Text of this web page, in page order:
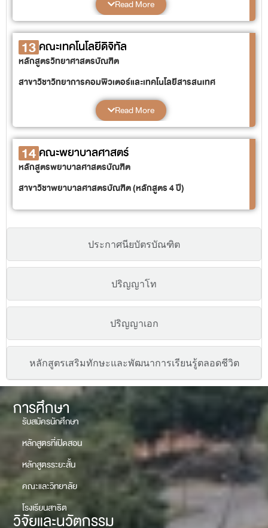
ประกาศนียบัตรบัณฑิต
ปริญญาโท
ปริญญาเอก
หลักสูตรเสริมทักษะและพัฒนาการเรียนรู้ตลอดชีวิต
Read More
13 คณะเทคโนโลยีดิจิทัล
หลักสูตรวิทยาศาสตรบัณฑิต
สาขาวิชาวิทยาการคอมพิวเตอร์และเทคโนโลยีสารสนเทศ
(หลักสูตร 4 ปี และเทียบโอน)
แขนงวิชาวิทยาการคอมพิวเตอร์
แขนงวิชาเทคโนโลยีสารสนเทศ
หลักสูตรวิศวกรรมศาสตรบัณฑิต
สาขาวิชาวิศวกรรมคอมพิวเตอร์ (หลักสูตร 4 ปี)
หลักสูตรเทคโนโลยีบัณฑิต
หลักสูตรศิลปศาสตรบัณฑิต
สาขาวิชากราฟิกดีไซน์ (หลักสูตร 4 ปี)
แขนงวิชาสื่อศิลปะและการออกแบบ
แขนงวิชาเทคโนโลยีสื่อดิจิทัล
Read More
14 คณะพยาบาลศาสตร์
หลักสูตรพยาบาลศาสตรบัณฑิต
สาขาวิชาพยาบาลศาสตรบัณฑิต (หลักสูตร 4 ปี)
การศึกษา
รับสมัครนักศึกษา
หลักสูตรที่เปิดสอน
หลักสูตรระยะสั้น
คณะและวิทยาลัย
โรงเรียนสาธิต
วิจัยและนวัตกรรม